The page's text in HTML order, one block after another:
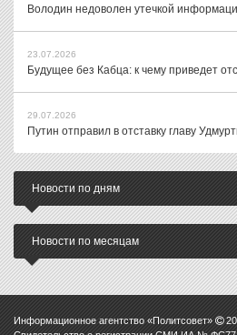
Володин недоволен утечкой
23.07.2026
Будущее без Кабца: к чему приведет
29.07.2026
Путин отправил в отставку главу
Новости по дням
Новости по месяцам
Информационное агентство «Политсовет»